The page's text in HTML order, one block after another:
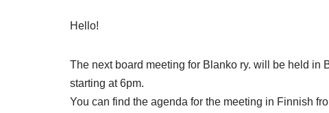
Hello!
The next board meeting for Blanko ry. will be held in
starting at 6pm.
You can find the agenda for the meeting in Finnish